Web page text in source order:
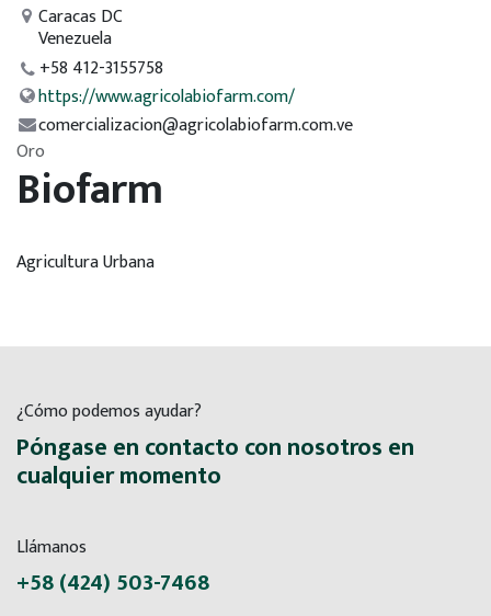
Caracas DC
Venezuela
+58 412-3155758
https://www.agricolabiofarm.com/
comercializacion@agricolabiofarm.com.ve
Oro
Biofarm
Agricultura Urbana
¿Cómo podemos ayudar?
Póngase en contacto con nosotros en
cualquier momento
Llámanos
+58 (424) 503-7468